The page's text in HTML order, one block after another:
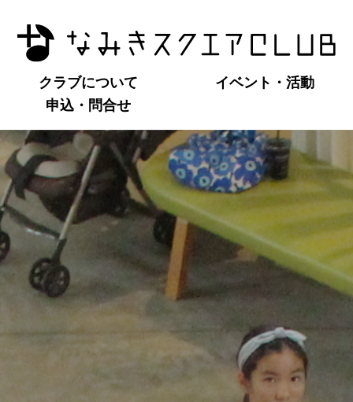
クラブについて
イベント・活動
申込・問合せ